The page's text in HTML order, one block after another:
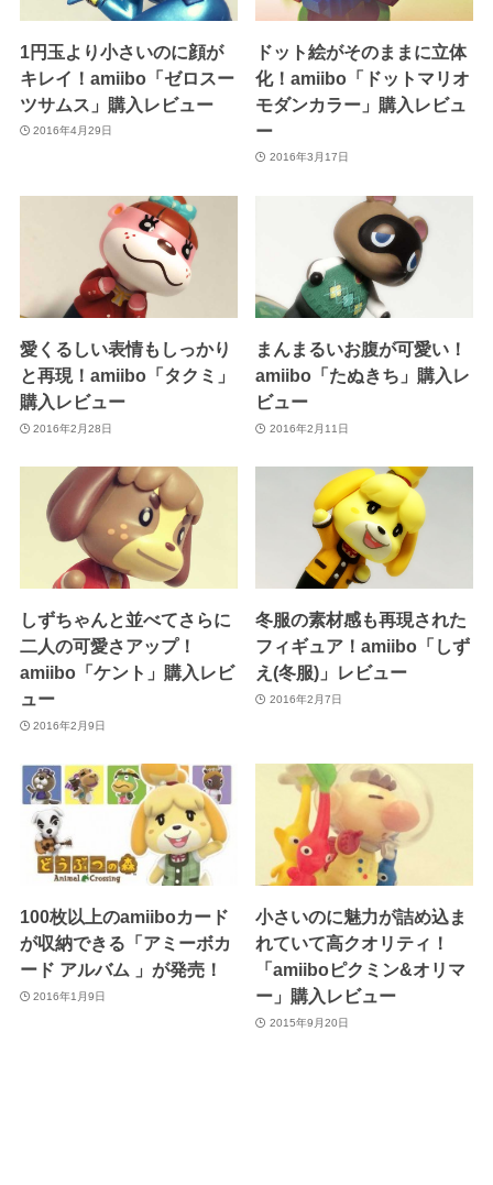
1円玉より小さいのに顔が
キレイ！amiibo「ゼロスー
ツサムス」購入レビュー
2016年4月29日
ドット絵がそのままに立体
化！amiibo「ドットマリオ
モダンカラー」購入レビュ
ー
2016年3月17日
愛くるしい表情もしっかり
と再現！amiibo「タクミ」
購入レビュー
2016年2月28日
まんまるいお腹が可愛い！
amiibo「たぬきち」購入レ
ビュー
2016年2月11日
しずちゃんと並べてさらに
二人の可愛さアップ！
amiibo「ケント」購入レビ
ュー
2016年2月9日
冬服の素材感も再現された
フィギュア！amiibo「しず
え(冬服)」レビュー
2016年2月7日
100枚以上のamiiboカード
が収納できる「アミーボカ
ード アルバム 」が発売！
2016年1月9日
小さいのに魅力が詰め込ま
れていて高クオリティ！
「amiiboピクミン&オリマ
ー」購入レビュー
2015年9月20日